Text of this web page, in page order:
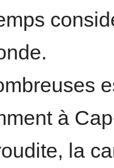
à
la